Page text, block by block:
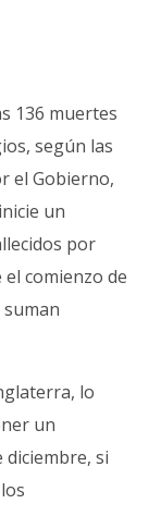
136 muertes
según las
el Gobierno,
un
por
comienzo de
lo
un
si